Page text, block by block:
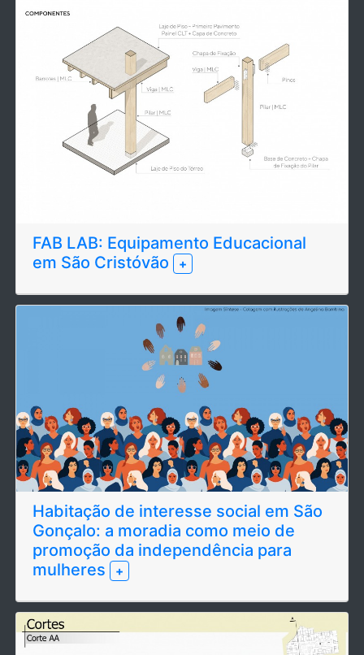
FAB LAB: Equipamento Educacional
em São Cristóvão
+
Habitação de interesse social em São
Gonçalo: a moradia como meio de
promoção da independência para
mulheres
+